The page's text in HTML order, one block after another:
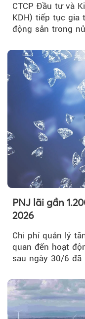
CTCP Đầu tư và
KDH) tiếp tục gia
động sản trong
PNJ lãi gần
2026
Chi phí quản lý
quan đến hoạt
sau ngày 30/6